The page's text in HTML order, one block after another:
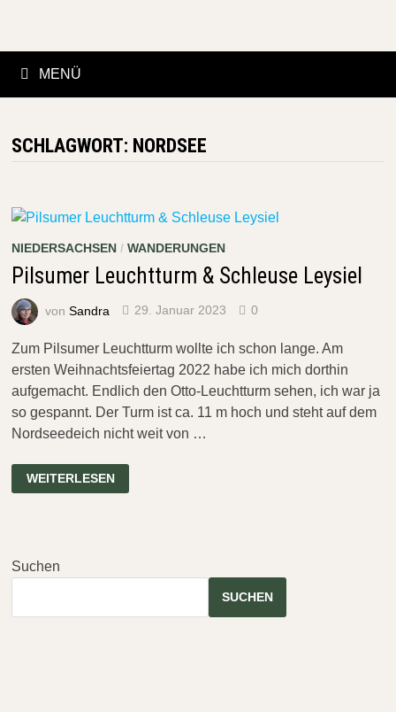
Inhalt
MENÜ
SCHLAGWORT: NORDSEE
NIEDERSACHSEN/ WANDERUNGEN
Pilsumer Leuchtturm & Schleuse Leysiel
von Sandra 29. Januar 2023 0
Zum Pilsumer Leuchtturm wollte ich schon lange. Am
ersten Weihnachtsfeiertag 2022 habe ich mich dorthin
aufgemacht. Endlich den Otto-Leuchtturm sehen, ich war ja
so gespannt. Der Turm ist ca. 11 m hoch und steht auf dem
Nordseedeich nicht weit von …
PILSUMER
LEUCHTTURM
WEITERLESEN
Suchen
SUCHEN